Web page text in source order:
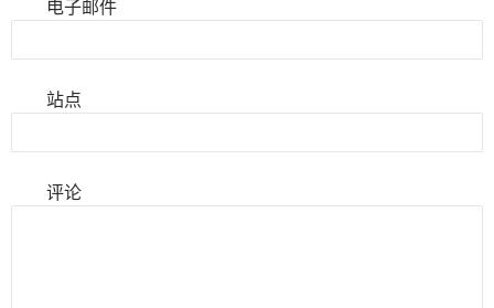
电子邮件
站点
评论